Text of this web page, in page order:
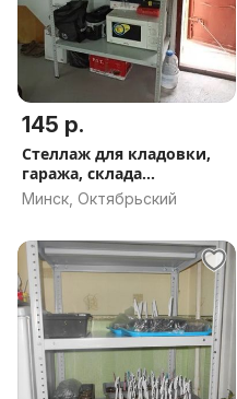
145 р.
Стеллаж для кладовки,
гаража, склада
185*100*40
Минск, Октябрьский